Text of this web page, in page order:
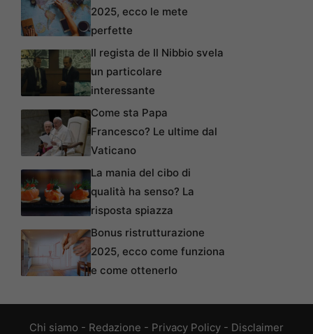
2025, ecco le mete
perfette
Il regista de Il Nibbio svela
un particolare
interessante
Come sta Papa
Francesco? Le ultime dal
Vaticano
La mania del cibo di
qualità ha senso? La
risposta spiazza
Bonus ristrutturazione
2025, ecco come funziona
e come ottenerlo
Chi siamo - Redazione - Privacy Policy - Disclaimer